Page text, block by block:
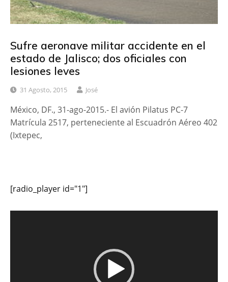
Sufre aeronave militar accidente en el
estado de Jalisco; dos oficiales con
lesiones leves
31 Agosto, 2015 José
México, DF., 31-ago-2015.- El avión Pilatus PC-7
Matrícula 2517, perteneciente al Escuadrón Aéreo 402
(Ixtepec,
[radio_player id="1"]